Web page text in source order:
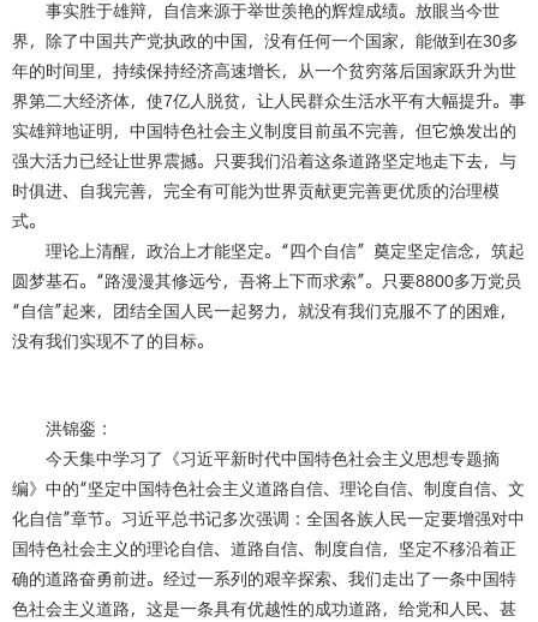
事实胜于雄辩，自信来源于举世羡艳的辉煌成绩。放眼当今世
界，除了中国共产党执政的中国，没有任何一个国家，能做到在30多
年的时间里，持续保持经济高速增长，从一个贫穷落后国家跃升为世
界第二大经济体，使7亿人脱贫，让人民群众生活水平有大幅提升。事
实雄辩地证明，中国特色社会主义制度目前虽不完善，但它焕发出的
强大活力已经让世界震撼。只要我们沿着这条道路坚定地走下去，与
时俱进、自我完善，完全有可能为世界贡献更完善更优质的治理模
式。
理论上清醒，政治上才能坚定。“四个自信” 奠定坚定信念，筑起
圆梦基石。“路漫漫其修远兮，吾将上下而求索”。只要8800多万党员
“自信”起来，团结全国人民一起努力，就没有我们克服不了的困难，
没有我们实现不了的目标。
洪锦銮：
今天集中学习了《习近平新时代中国特色社会主义思想专题摘
编》中的“坚定中国特色社会主义道路自信、理论自信、制度自信、文
化自信”章节。习近平总书记多次强调：全国各族人民一定要增强对中
国特色社会主义的理论自信、道路自信、制度自信，坚定不移沿着正
确的道路奋勇前进。经过一系列的艰辛探索、我们走出了一条中国特
色社会主义道路，这是一条具有优越性的成功道路，给党和人民、甚